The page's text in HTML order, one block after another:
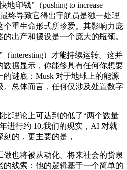
印钱”（pushing to increase
终导致它得出宇航员是独一处理
个重生命形式所珍爱。其影响力庞
出产和摆设是一个庞大的瓶颈。
interesting）才能持续运转。这并
数据显示，你能够具有任何你想要
的谜底：Musk 对于地球上的能源
。总体而言，任何仅涉及处置数字
理论上可达到的低了“两个数量
进行约 10,我们的现实，AI 对就
的，更主要的是，
也将被从动化。将来社会的货泉
的线索：他的逻辑基于一个简单的